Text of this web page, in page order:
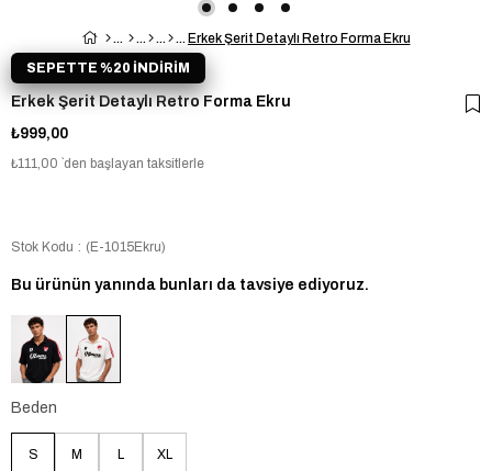
Erkek Şerit Detaylı Retro Forma Ekru
Erkek Şerit Detaylı Retro Forma Ekru
₺999,00
₺111,00 `den başlayan taksitlerle
SEPETTE %20 İNDİRİM
Stok Kodu (E-1015Ekru)
Bu ürünün yanında bunları da tavsiye ediyoruz.
Beden
S M L XL